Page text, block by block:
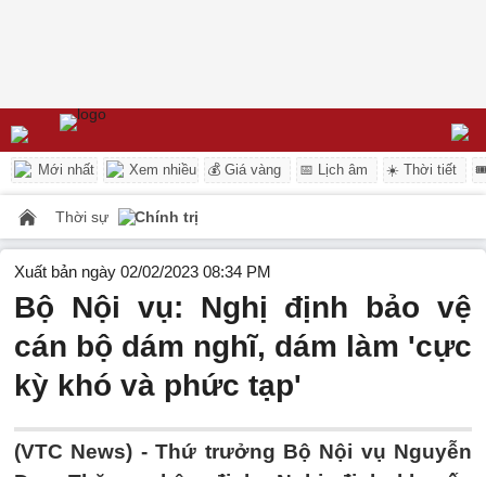
Mới nhất Xem nhiều 💰 Giá vàng 📅 Lịch âm ☀️ Thời tiết
Thời sự Chính trị
Xuất bản ngày 02/02/2023 08:34 PM
Bộ Nội vụ: Nghị định bảo vệ
cán bộ dám nghĩ, dám làm 'cực
kỳ khó và phức tạp'
(VTC News) -Thứ trưởng Bộ Nội vụ Nguyễn